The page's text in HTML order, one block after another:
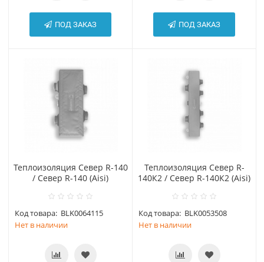
ПОД ЗАКАЗ ПОД ЗАКАЗ
Теплоизоляция Север R-140
/ Север R-140 (Aisi)
Код товара: BLK0064115
Нет в наличии
Теплоизоляция Север R-
140К2 / Север R-140К2 (Aisi)
Код товара: BLK0053508
Нет в наличии